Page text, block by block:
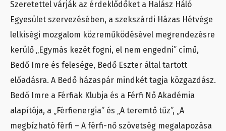
Szeretettel várják az érdeklődőket a Halász Háló
Egyesület szervezésében, a szekszárdi Házas Hétvége
lelkiségi mozgalom közreműködésével megrendezésre
kerülő „Egymás kezét fogni, el nem engedni” című,
Bedő Imre és felesége, Bedő Eszter által tartott
előadásra. A Bedő házaspár mindkét tagja közgazdász.
Bedő Imre a Férfiak Klubja és a Férfi Nő Akadémia
alapítója, a „Férfienergia” és „A teremtő tűz”, „A
megbízható férfi – A férfi-nő szövetség megalapozása